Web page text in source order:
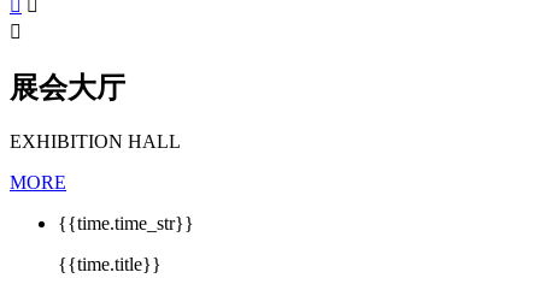
 

展会大厅
EXHIBITION HALL
MORE
{{time.time_str}}
{{time.title}}